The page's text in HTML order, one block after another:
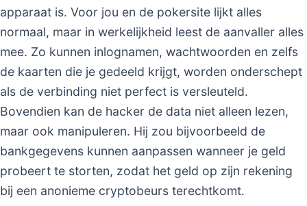
apparaat is. Voor jou en de pokersite lijkt alles
normaal, maar in werkelijkheid leest de aanvaller alles
mee. Zo kunnen inlognamen, wachtwoorden en zelfs
de kaarten die je gedeeld krijgt, worden onderschept
als de verbinding niet perfect is versleuteld.
Bovendien kan de hacker de data niet alleen lezen,
maar ook manipuleren. Hij zou bijvoorbeeld de
bankgegevens kunnen aanpassen wanneer je geld
probeert te storten, zodat het geld op zijn rekening
bij een anonieme cryptobeurs terechtkomt.